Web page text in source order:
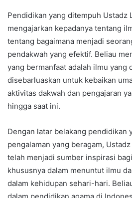
Pendidikan yang ditempuh Ustadz
mengajarkan kepadanya tentang
tentang bagaimana menjadi
pendakwah yang efektif. Beliau
yang bermanfaat adalah ilmu yang
disebarluaskan untuk kebaikan
aktivitas dakwah dan pengajaran
hingga saat ini.
Dengan latar belakang pendidikan
pengalaman yang beragam,
telah menjadi sumber inspirasi
khususnya dalam menuntut ilmu
dalam kehidupan sehari-hari.